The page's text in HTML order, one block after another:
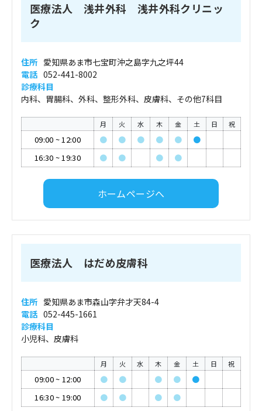
医療法人 浅井外科 浅井外科クリニッ
ク
住所 愛知県あま市七宝町沖之島字九之坪44
電話 052-441-8002
診療科目
内科、胃腸科、外科、整形外科、皮膚科、その他7科目
月 火 水 木 金 土 日 祝
09:00 ~12:00 ● ● ● ● ●
●
16:30 ~19:30 ● ● ● ●
ホームページへ
医療法人 はだめ皮膚科
住所 愛知県あま市森山字弁才天84-4
電話 052-445-1661
診療科目
小児科、皮膚科
月 火 水 木 金 土 日 祝
09:00~ 12:00 ● ● ● ●
●
16:30~ 19:00 ● ● ● ●